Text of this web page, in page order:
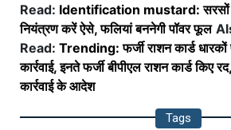
Read: Identification mustard: सरसों
नियंत्रण करें ऐसे, फलियां बननेगी पॉवर फूल
Read: Trending: फर्जी राशन कार्ड
कार्रवाई, इनते फर्जी बीपीएल राशन कार्ड किए
कार्रवाई के आदेश
Tags